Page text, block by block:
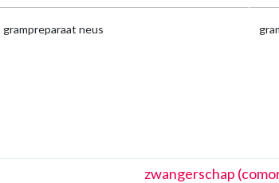
grampreparaat neus
zwangerschap